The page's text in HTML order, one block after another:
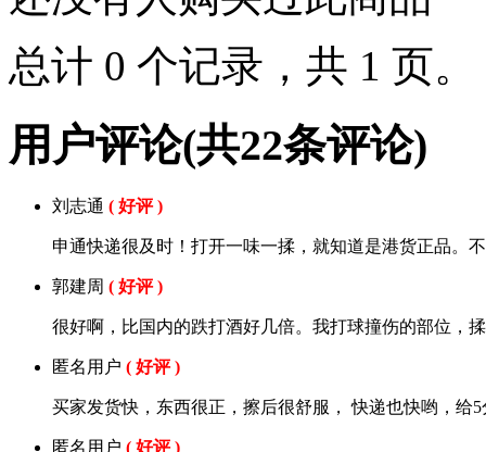
总计 0 个记录，共 1 页。
用户评论(共22条评论)
刘志通 ( 好评 )
申通快递很及时！打开一味一揉，就知道是港货正品。
郭建周 ( 好评 )
很好啊，比国内的跌打酒好几倍。我打球撞伤的部位，
匿名用户 ( 好评 )
买家发货快，东西很正，擦后很舒服， 快递也快哟，给5
匿名用户 ( 好评 )